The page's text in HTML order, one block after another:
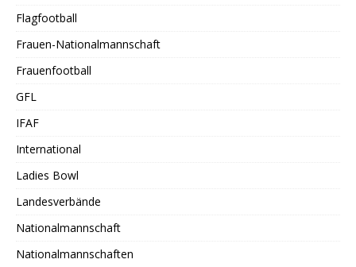
Flagfootball
Frauen-Nationalmannschaft
Frauenfootball
GFL
IFAF
International
Ladies Bowl
Landesverbände
Nationalmannschaft
Nationalmannschaften